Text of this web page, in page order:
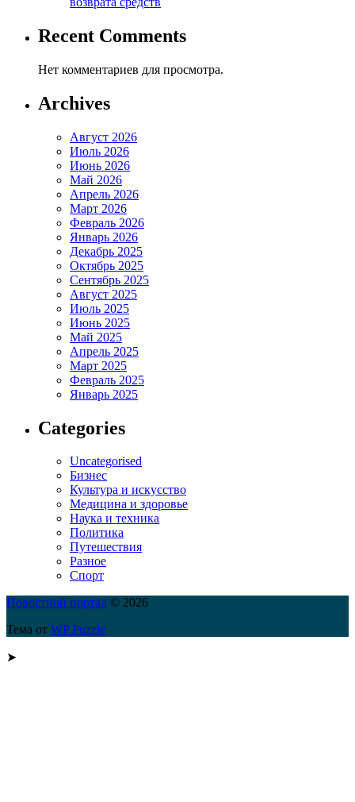
Recent Comments
Нет комментариев для просмотра.
Archives
Август 2026
Июль 2026
Июнь 2026
Май 2026
Апрель 2026
Март 2026
Февраль 2026
Январь 2026
Декабрь 2025
Октябрь 2025
Сентябрь 2025
Август 2025
Июль 2025
Июнь 2025
Май 2025
Апрель 2025
Март 2025
Февраль 2025
Январь 2025
Categories
Uncategorised
Бизнес
Культура и искусство
Медицина и здоровье
Наука и техника
Политика
Путешествия
Разное
Спорт
Новостной портал © 2026
Тема от WP Puzzle
➤